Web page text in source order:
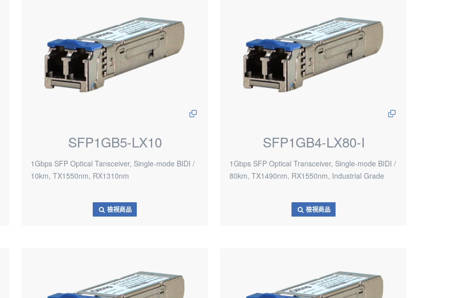
SFP1GB5-LX10
1Gbps SFP Optical Tansceiver, Single-mode BIDI /
10km, TX1550nm, RX1310nm
檢視商品
SFP1GB4-LX80-I
1Gbps SFP Optical Transceiver, Single-mode BIDI /
80km, TX1490nm, RX1550nm, Industrial Grade
檢視商品